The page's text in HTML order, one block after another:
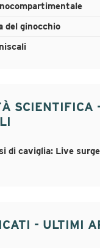
del ginocchio
SCIENTIFICA
di caviglia: Live
- ULTIMI